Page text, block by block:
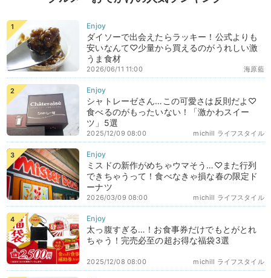
ダイソーで出会えたらラッキー！公式よりも
安いなんて♡少量から買えるのがうれしい激
うま食材
海原藍
2026/06/11 11:00
シャトレーゼさん…この可愛さは反則だよ♡
食べるのがもったいない！「激かわスイー
ツ」5選
michill ライフスタイル
2025/12/09 08:00
ミスドの新作がめちゃウマそう…♡また行列
できちゃうって！食べなきゃ損な春の限定ド
ーナツ
michill ライフスタイル
2026/03/09 08:00
太っ腹すぎる…！お食事券だけでもとがとれ
ちゃう！完売必至の超お得な福袋3選
michill ライフスタイル
2025/12/08 08:00